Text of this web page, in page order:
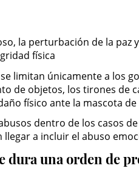
la perturbación de la
física
limitan únicamente a los
de objetos, los tirones de
físico ante la mascota
dentro de los casos
a incluir el abuso
dura una orden de